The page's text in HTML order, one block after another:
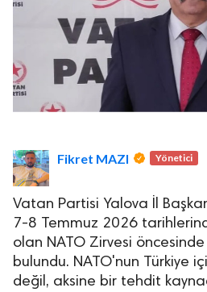
Asayiş
Fikret MAZI Yönetici
Vatan Partisi Yalova İl
7-8 Temmuz 2026
olan NATO Zirvesi
bulundu. NATO'nun Türkiye
değil, aksine bir tehdit